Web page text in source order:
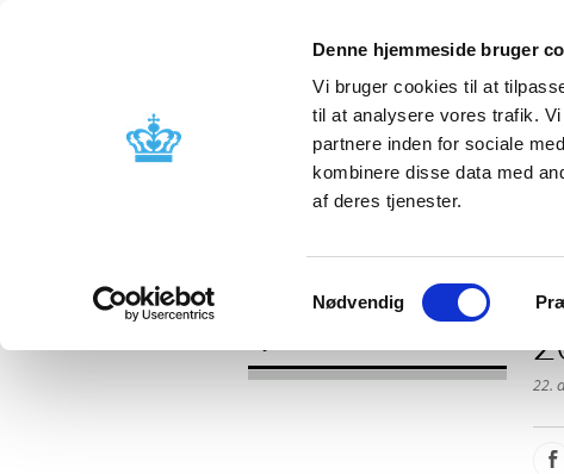
Denne hjemmeside bruger
Vi bruger cookies til at
til at analysere vores trafik.
partnere inden for sociale
kombinere disse data med
af deres tjenester.
Samtykkevalg
Nødvendig
Godkendelse og
Bivirkninger og
22.